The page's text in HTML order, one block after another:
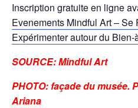
Inscription gratuite en ligne
Evenements Mindful Art –
Expérimenter autour du
SOURCE: Mindful Art
PHOTO: façade du musée.
Ariana